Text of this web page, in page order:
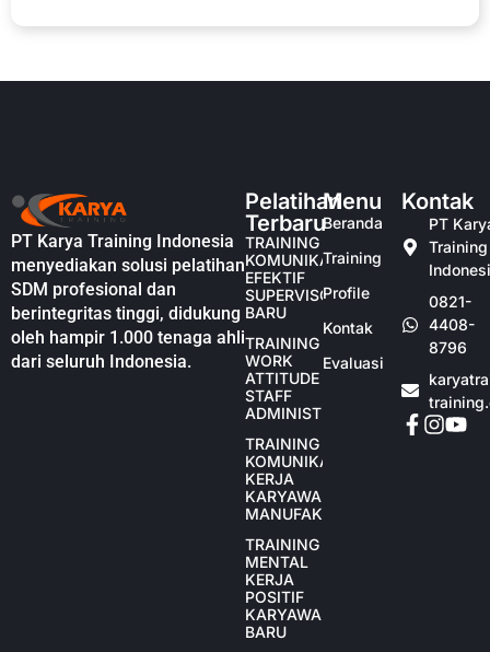
PT Karya Training Indonesia
menyediakan solusi pelatihan
SDM profesional dan
berintegritas tinggi, didukung
oleh hampir 1.000 tenaga ahli
dari seluruh Indonesia.
Pelatihan
Terbaru
TRAINING
KOMUNIKASI
EFEKTIF
SUPERVISOR
BARU
TRAINING
WORK
ATTITUDE
STAFF
ADMINISTRASI
TRAINING
KOMUNIKASI
KERJA
KARYAWAN
MANUFAKTUR
TRAINING
MENTAL
KERJA
POSITIF
KARYAWAN
BARU
Menu
Beranda
Training
Profile
Kontak
Evaluasi
Kontak
PT
Training
0821-
4408-
8796